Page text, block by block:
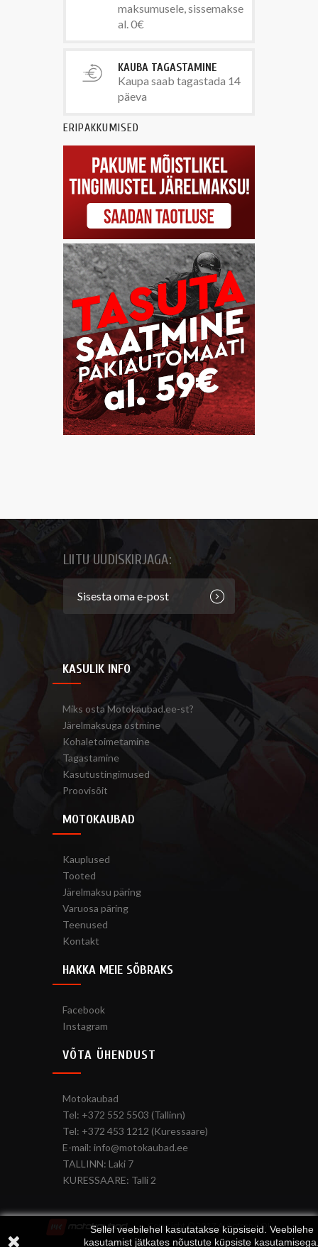
maksumusele, sissemakse
al. 0€
KAUBA TAGASTAMINE
Kaupa saab tagastada 14
päeva
ERIPAKKUMISED
LIITU UUDISKIRJAGA:
KASULIK INFO
Miks osta Motokaubad.ee-st?
Järelmaksuga ostmine
Kohaletoimetamine
Tagastamine
Kasutustingimused
Proovisõit
MOTOKAUBAD
Kauplused
Tooted
Järelmaksu päring
Varuosa päring
Teenused
Kontakt
HAKKA MEIE SÕBRAKS
Facebook
Instagram
VÕTA ÜHENDUST
Motokaubad
Tel: +372 552 5503 (Tallinn)
Tel: +372 453 1212 (Kuressaare)
E-mail: info@motokaubad.ee
TALLINN: Laki 7
KURESSAARE: Talli 2
Sellel veebilehel kasutatakse küpsiseid. Veebilehe
kasutamist jätkates nõustute küpsiste
Copyright © 2017 Autofrend OÜ